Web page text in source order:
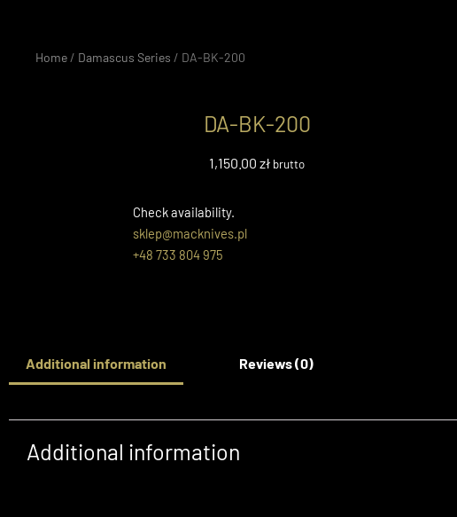
Home/ Damascus Series / DA-BK-200
DA-BK-200
1,150.00 zł brutto
Check availability.
sklep@macknives.pl
+48 733 804 975
Additional information Reviews (0)
Additional information